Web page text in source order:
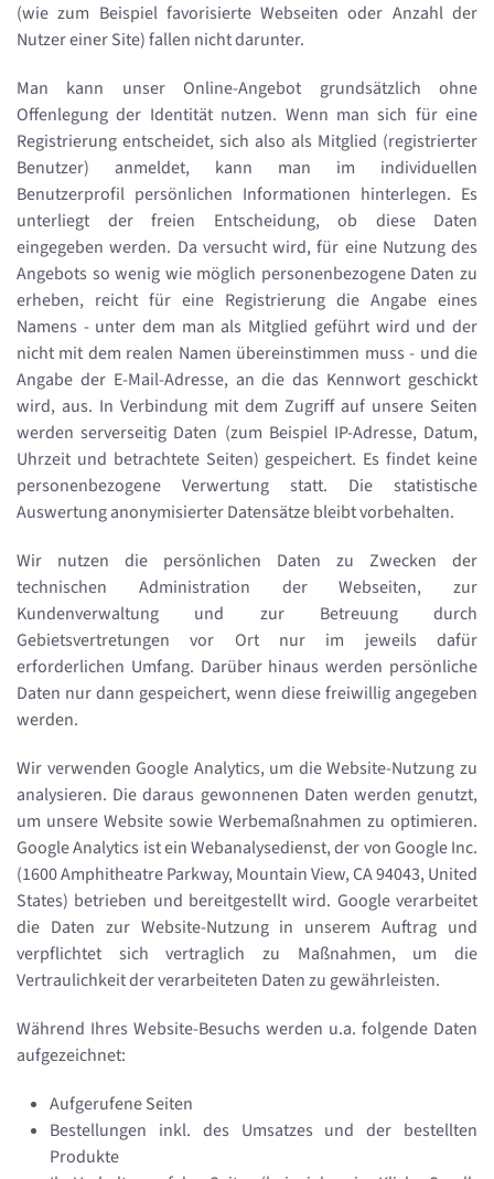
(wie zum Beispiel favorisierte Webseiten oder Anzahl der
Nutzer einer Site) fallen nicht darunter.
Man kann unser Online-Angebot grundsätzlich ohne
Offenlegung der Identität nutzen. Wenn man sich für eine
Registrierung entscheidet, sich also als Mitglied (registrierter
Benutzer) anmeldet, kann man im individuellen
Benutzerprofil persönlichen Informationen hinterlegen. Es
unterliegt der freien Entscheidung, ob diese Daten
eingegeben werden. Da versucht wird, für eine Nutzung des
Angebots so wenig wie möglich personenbezogene Daten zu
erheben, reicht für eine Registrierung die Angabe eines
Namens - unter dem man als Mitglied geführt wird und der
nicht mit dem realen Namen übereinstimmen muss - und die
Angabe der E-Mail-Adresse, an die das Kennwort geschickt
wird, aus. In Verbindung mit dem Zugriff auf unsere Seiten
werden serverseitig Daten (zum Beispiel IP-Adresse, Datum,
Uhrzeit und betrachtete Seiten) gespeichert. Es findet keine
personenbezogene Verwertung statt. Die statistische
Auswertung anonymisierter Datensätze bleibt vorbehalten.
Wir nutzen die persönlichen Daten zu Zwecken der
technischen Administration der Webseiten, zur
Kundenverwaltung und zur Betreuung durch
Gebietsvertretungen vor Ort nur im jeweils dafür
erforderlichen Umfang. Darüber hinaus werden persönliche
Daten nur dann gespeichert, wenn diese freiwillig angegeben
werden.
Wir verwenden Google Analytics, um die Website-Nutzung zu
analysieren. Die daraus gewonnenen Daten werden genutzt,
um unsere Website sowie Werbemaßnahmen zu optimieren.
Google Analytics ist ein Webanalysedienst, der von Google Inc.
(1600 Amphitheatre Parkway, Mountain View, CA 94043, United
States) betrieben und bereitgestellt wird. Google verarbeitet
die Daten zur Website-Nutzung in unserem Auftrag und
verpflichtet sich vertraglich zu Maßnahmen, um die
Vertraulichkeit der verarbeiteten Daten zu gewährleisten.
Während Ihres Website-Besuchs werden u.a. folgende Daten
aufgezeichnet:
Aufgerufene Seiten
Bestellungen inkl. des Umsatzes und der bestellten
Produkte